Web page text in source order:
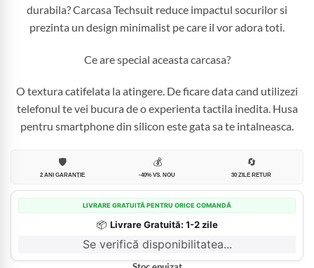
durabila? Carcasa Techsuit reduce impactul socurilor si
prezinta un design minimalist pe care il vor adora toti.
Ce are special aceasta carcasa?
O textura catifelata la atingere. De ficare data cand utilizezi
telefonul te vei bucura de o experienta tactila inedita. Husa
pentru smartphone din silicon este gata sa te intalneasca.
🛡️
2 ANI GARANȚIE
💰
-40% VS. NOU
🔄
30 ZILE RETUR
LIVRARE GRATUITĂ PENTRU ORICE COMANDĂ
📦 Livrare Gratuită: 1-2 zile
Se verifică disponibilitatea...